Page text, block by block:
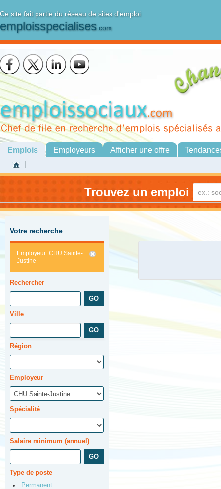
Ce site fait partie du réseau de sites d'emploi
emploisspecialises.com
Emplois Employeurs Afficher une offre
Trouvez un emploi
Votre recherche
Employeur: CHU Sainte-
Justine
Rechercher
Ville
Région
Employeur
Spécialité
Salaire minimum (annuel)
Type de poste
Permanent